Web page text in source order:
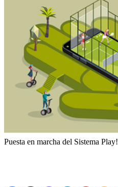
Puesta en marcha del Sistema Play!